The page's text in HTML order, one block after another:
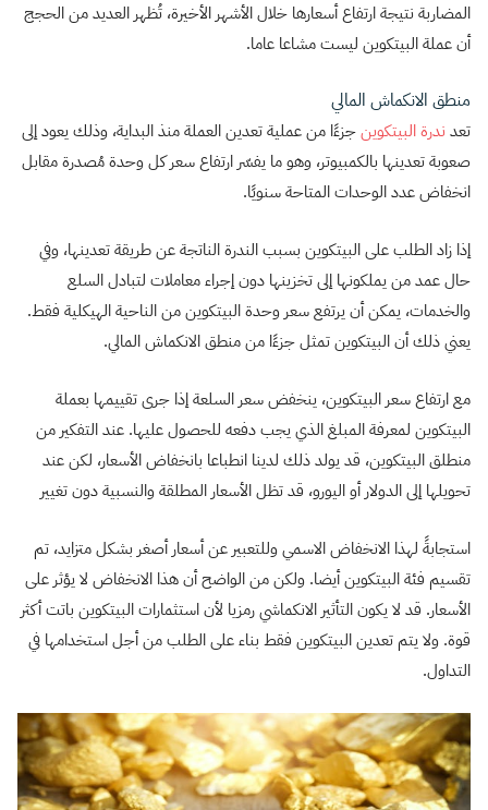
المضاربة نتيجة ارتفاع أسعارها خلال الأشهر الأخيرة، تُظهر العديد من الحجج
أن عملة البيتكوين ليست مشاعا عاما.
منطق الانكماش المالي
تعد ندرةالبيتكوينجزءًا من عملية تعدين العملة منذ البداية، وذلك يعود إلى
صعوبة تعدينها بالكمبيوتر، وهو ما يفسّر ارتفاع سعر كل وحدة مُصدرة مقابل
انخفاض عدد الوحدات المتاحة سنويًا.
إذا زاد الطلب على البيتكوين بسبب الندرة الناتجة عن طريقة تعدينها، وفي
حال عمد من يملكونها إلى تخزينها دون إجراء معاملات لتبادل السلع
والخدمات، يمكن أن يرتفع سعر وحدة البيتكوين من الناحية الهيكلية فقط.
يعني ذلك أن البيتكوين تمثل جزءًا من منطق الانكماش المالي.
مع ارتفاع سعر البيتكوين، ينخفض سعر السلعة إذا جرى تقييمها بعملة
البيتكوين لمعرفة المبلغ الذي يجب دفعه للحصول عليها. عند التفكير من
منطلق البيتكوين، قد يولد ذلك لدينا انطباعا بانخفاض الأسعار، لكن عند
تحويلها إلى الدولار أو اليورو، قد تظل الأسعار المطلقة والنسبية دون تغيير
استجابةً لهذا الانخفاض الاسمي وللتعبير عن أسعار أصغر بشكل متزايد، تم
تقسيم فئة البيتكوين أيضا. ولكن من الواضح أن هذا الانخفاض لا يؤثر على
الأسعار. قد لا يكون التأثير الانكماشي رمزيا لأن استثمارات البيتكوين باتت أكثر
قوة. ولا يتم تعدين البيتكوين فقط بناء على الطلب من أجل استخدامها في
التداول.